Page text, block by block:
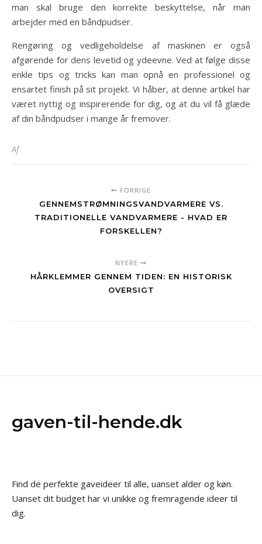
man skal bruge den korrekte beskyttelse, når man
arbejder med en båndpudser.
Rengøring og vedligeholdelse af maskinen er også
afgørende for dens levetid og ydeevne. Ved at følge disse
enkle tips og tricks kan man opnå en professionel og
ensartet finish på sit projekt. Vi håber, at denne artikel har
været nyttig og inspirerende for dig, og at du vil få glæde
af din båndpudser i mange år fremover.
Af
FORRIGE
GENNEMSTRØMNINGSVANDVARMERE VS.
TRADITIONELLE VANDVARMERE - HVAD ER
FORSKELLEN?
NYERE
HÅRKLEMMER GENNEM TIDEN: EN HISTORISK
OVERSIGT
gaven-til-hende.dk
Find de perfekte gaveideer til alle, uanset alder og køn.
Uanset dit budget har vi unikke og fremragende ideer til
dig.